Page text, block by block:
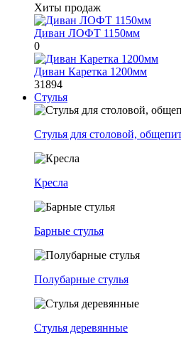
Хиты продаж
Диван ЛОФТ 1150мм
0
Диван Каретка 1200мм
31894
Стулья
Стулья для столовой,
Кресла
Барные стулья
Полубарные стулья
Стулья деревянные